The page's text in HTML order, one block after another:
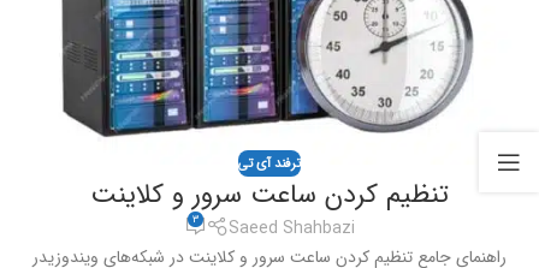
ترفند آی تی
تنظیم کردن ساعت سرور و کلاینت
Saeed Shahbazi
3
راهنمای جامع تنظیم کردن ساعت سرور و کلاینت در شبکه‌های ویندوزیدر